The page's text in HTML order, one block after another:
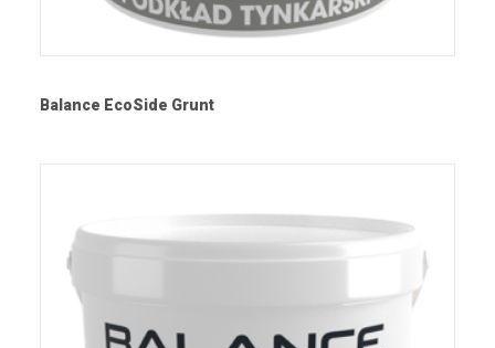
Balance EcoSide Grunt